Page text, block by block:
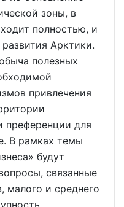
зоны, в
полностью, и
Арктики.
полезных
привлечения
преференции для
В рамках темы
будут
связанные
малого и среднего